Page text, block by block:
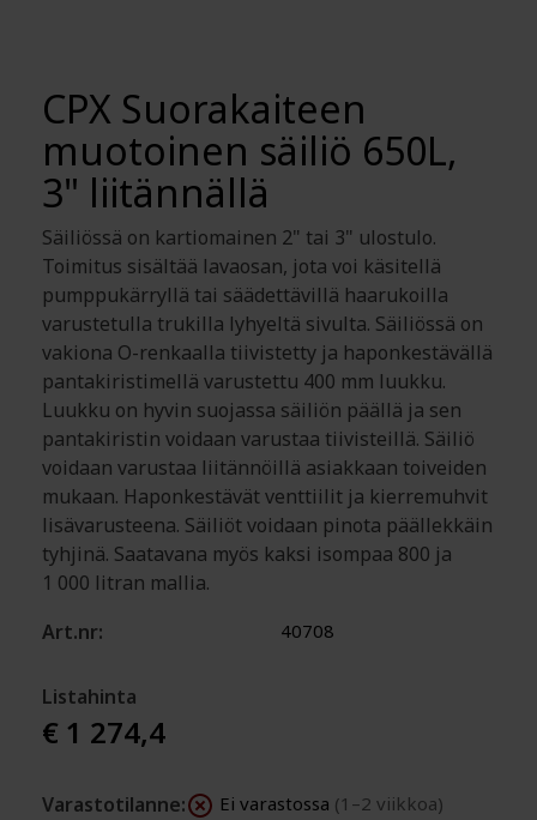
CPX Suorakaiteen
muotoinen säiliö 650L,
3" liitännällä
Säiliössä on kartiomainen 2" tai 3" ulostulo.
Toimitus sisältää lavaosan, jota voi käsitellä
pumppukärryllä tai säädettävillä haarukoilla
varustetulla trukilla lyhyeltä sivulta. Säiliössä on
vakiona O-renkaalla tiivistetty ja haponkestävällä
pantakiristimellä varustettu 400 mm luukku.
Luukku on hyvin suojassa säiliön päällä ja sen
pantakiristin voidaan varustaa tiivisteillä. Säiliö
voidaan varustaa liitännöillä asiakkaan toiveiden
mukaan. Haponkestävät venttiilit ja kierremuhvit
lisävarusteena. Säiliöt voidaan pinota päällekkäin
tyhjinä. Saatavana myös kaksi isompaa 800 ja
1 000 litran mallia.
Art.nr:
40708
Listahinta
€ 1 274,4
Varastotilanne: Ei varastossa (1–2 viikkoa)